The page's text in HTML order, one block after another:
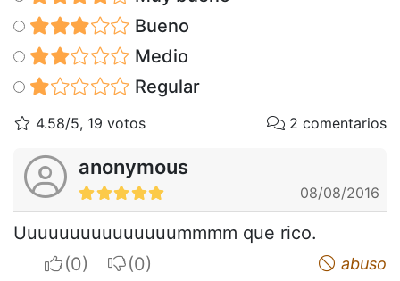
Bueno
Medio
Regular
4.58/5, 19 votos 2 comentarios
anonymous
08/08/2016
Uuuuuuuuuuuuuuummmm que rico.
I apreciateI do not appreciate abuso